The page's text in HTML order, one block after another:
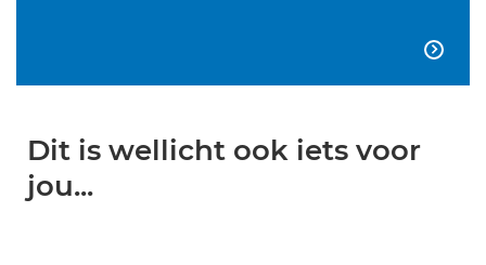

Dit is wellicht ook iets voor
jou...